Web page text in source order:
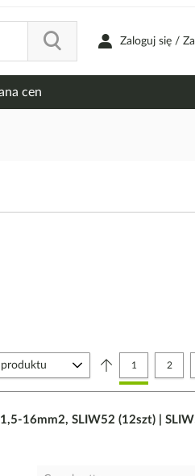
Zaloguj się /
cen
Strona
Aktualnie
1 Strona
2
16mm2, SLIW52 (12szt) |